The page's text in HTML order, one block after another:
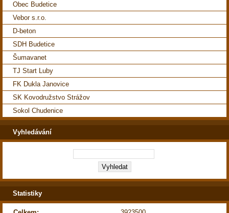
Obec Budetice
Vebor s.r.o.
D-beton
SDH Budetice
Šumavanet
TJ Start Luby
FK Dukla Janovice
SK Kovodružstvo Strážov
Sokol Chudenice
Vyhledávání
Statistiky